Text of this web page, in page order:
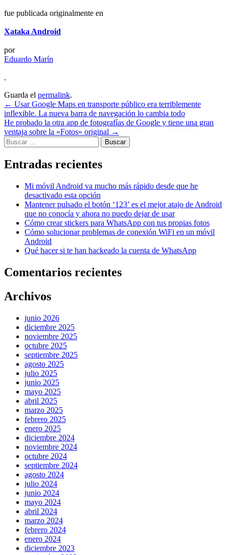
fue publicada originalmente en
Xataka Android
por
Eduardo Marín
.
Guarda el permalink.
Navegación
de
entradas
← Usar Google Maps en transporte público era terriblemente
inflexible. La nueva barra de navegación lo cambia todo
He probado la otra app de fotografías de Google y tiene una gran
ventaja sobre la «Fotos» original →
Buscar:
Entradas recientes
Mi móvil Android va mucho más rápido desde que he
desactivado esta opción
Mantener pulsado el botón ‘123’ es el mejor atajo de Android
que no conocía y ahora no puedo dejar de usar
Cómo crear stickers para WhatsApp con tus propias fotos
Cómo solucionar problemas de conexión WiFi en un móvil
Android
Qué hacer si te han hackeado la cuenta de WhatsApp
Comentarios recientes
Archivos
junio 2026
diciembre 2025
noviembre 2025
octubre 2025
septiembre 2025
agosto 2025
julio 2025
junio 2025
mayo 2025
abril 2025
marzo 2025
febrero 2025
enero 2025
diciembre 2024
noviembre 2024
octubre 2024
septiembre 2024
agosto 2024
julio 2024
junio 2024
mayo 2024
abril 2024
marzo 2024
febrero 2024
enero 2024
diciembre 2023